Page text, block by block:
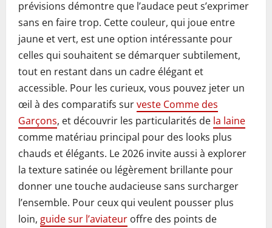
prévisions démontre que l’audace peut s’exprimer
sans en faire trop. Cette couleur, qui joue entre
jaune et vert, est une option intéressante pour
celles qui souhaitent se démarquer subtilement,
tout en restant dans un cadre élégant et
accessible. Pour les curieux, vous pouvez jeter un
œil à des comparatifs surveste Comme des
Garçons, et découvrir les particularités de la laine
comme matériau principal pour des looks plus
chauds et élégants. Le 2026 invite aussi à explorer
la texture satinée ou légèrement brillante pour
donner une touche audacieuse sans surcharger
l’ensemble. Pour ceux qui veulent pousser plus
loin, guide sur l’aviateur offre des points de